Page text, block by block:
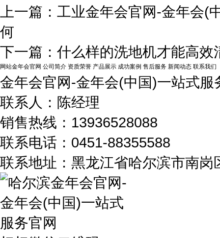
上一篇： 工业金年会官网-金年会(
何
下一篇： 什么样的洗地机才能高效
网站金年会官网 公司简介 资质荣誉 产品展示 成功案例 售后服务 新闻动态 联系我们
金年会官网-金年会(中国)一站式服
联系人：陈经理
销售热线：13936528088
联系电话：0451-88355588
联系地址：黑龙江省哈尔滨市南岗